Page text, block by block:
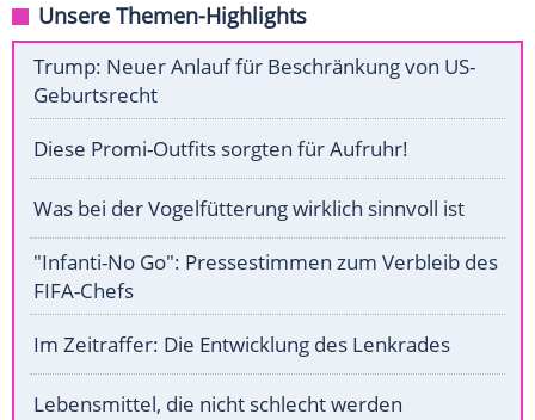
Unsere Themen-Highlights
Trump: Neuer Anlauf für Beschränkung von US-
Geburtsrecht
Diese Promi-Outfits sorgten für Aufruhr!
Was bei der Vogelfütterung wirklich sinnvoll ist
"Infanti-No Go": Pressestimmen zum Verbleib des
FIFA-Chefs
Im Zeitraffer: Die Entwicklung des Lenkrades
Lebensmittel, die nicht schlecht werden